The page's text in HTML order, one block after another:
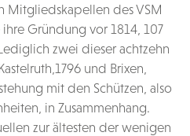
Mitgliedskapellen des VSM
Gründung vor 1814, 107
zwei dieser achtzehn
und Brixen,
mit den Schützen, also
in Zusammenhang.
zur ältesten der wenigen